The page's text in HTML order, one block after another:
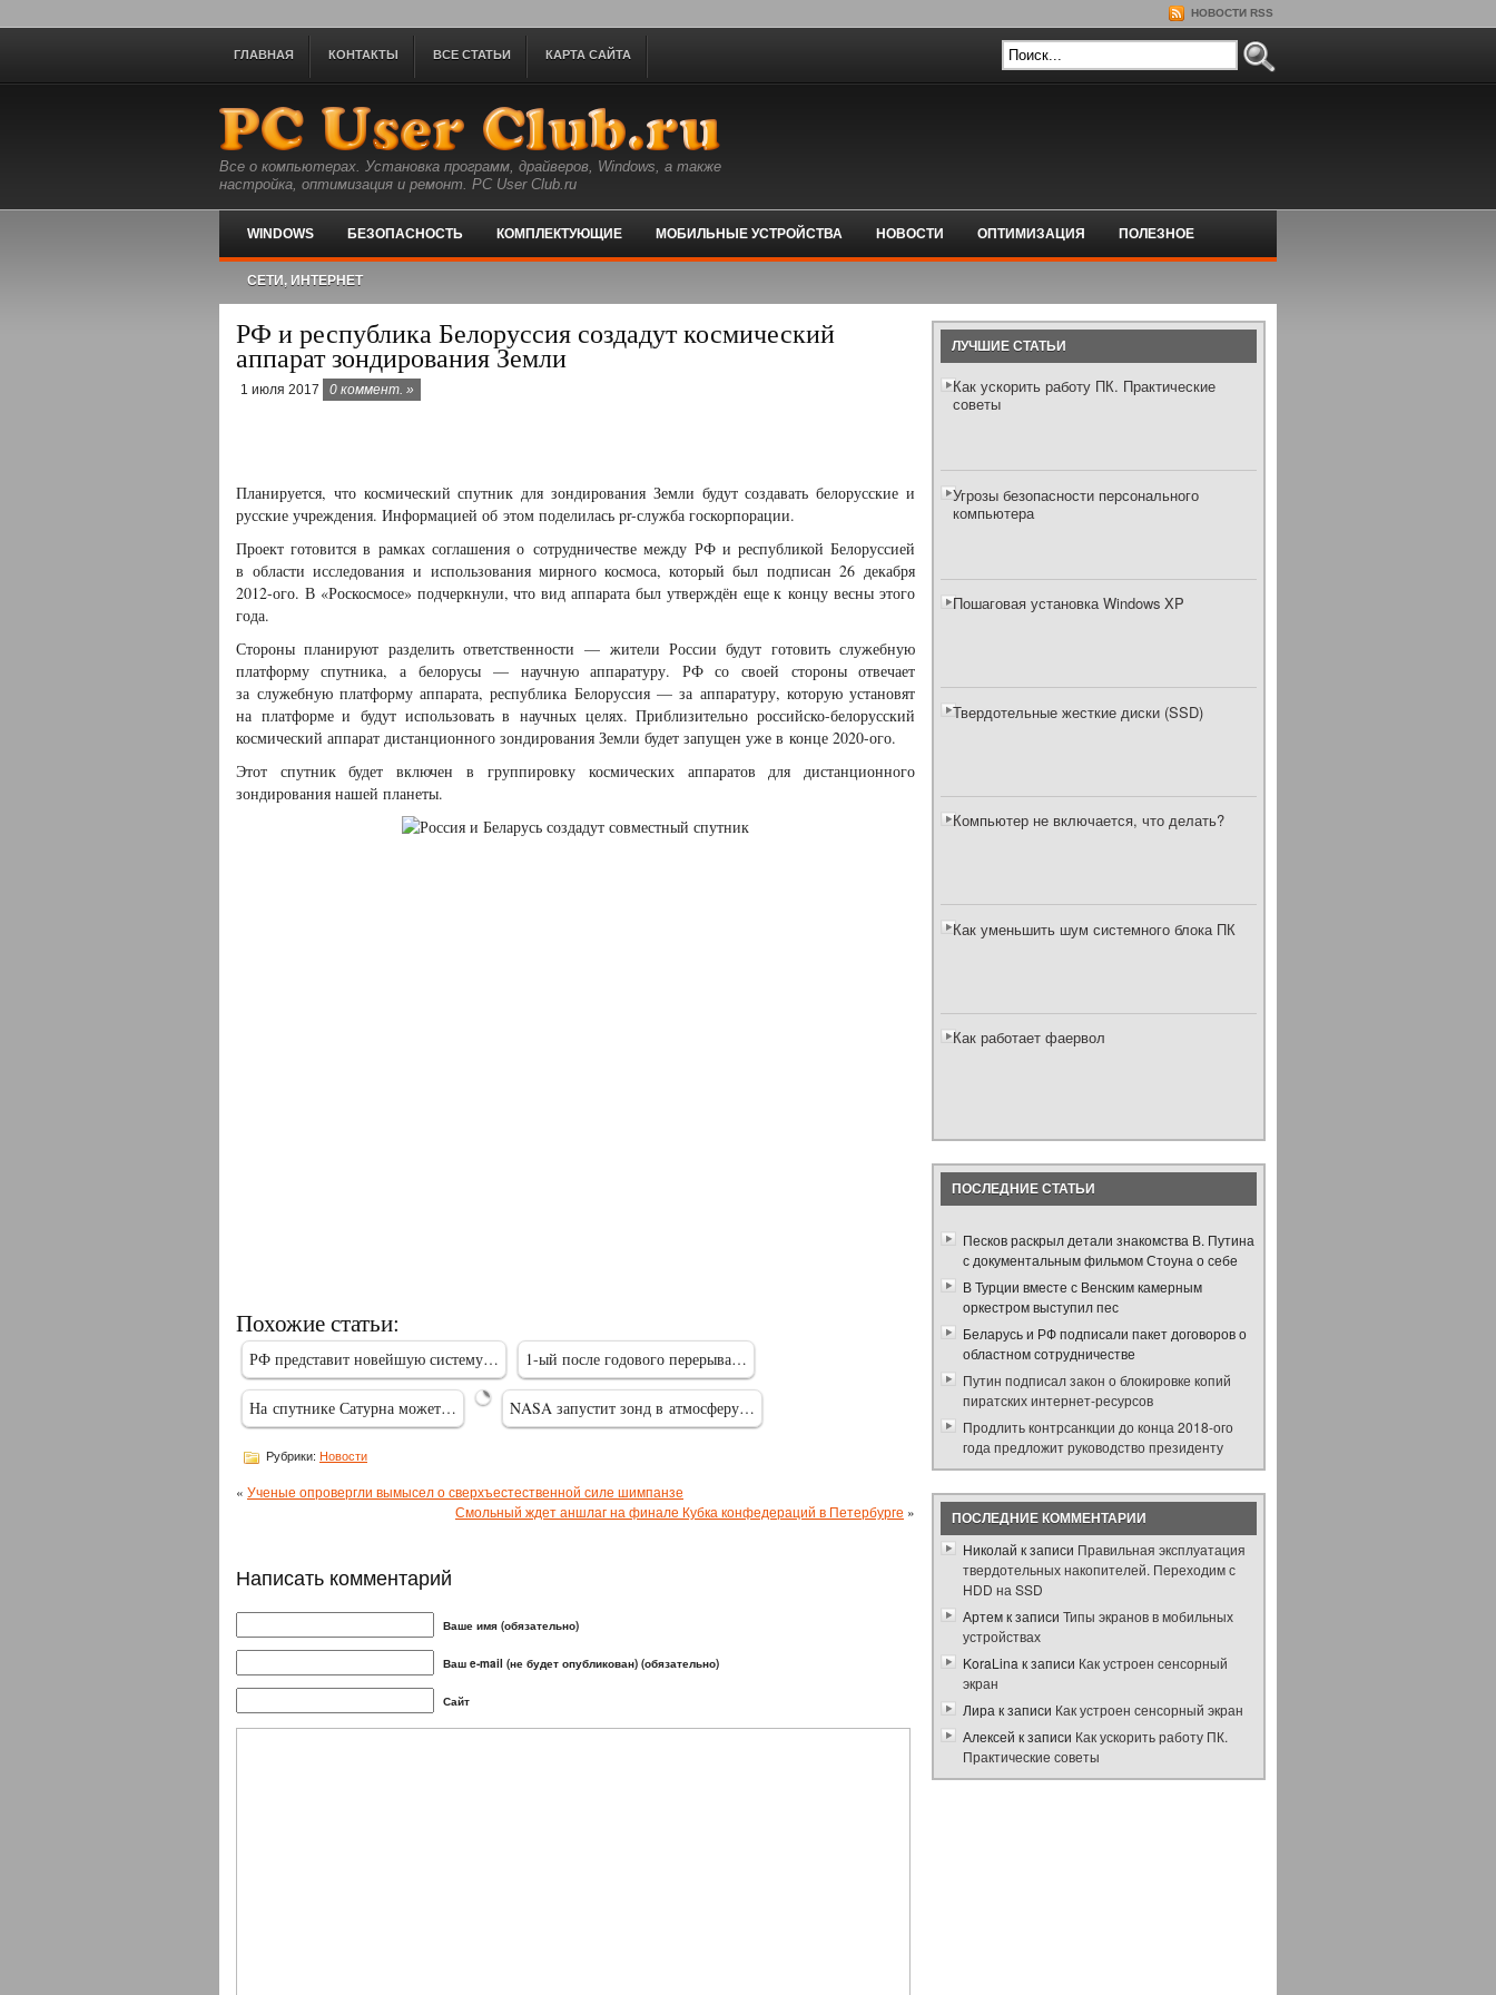
НОВОСТИ RSS
ГЛАВНАЯ КОНТАКТЫ ВСЕ СТАТЬИ КАРТА САЙТА
Все о компьютерах. Установка программ, драйверов, Windows, а также
настройка, оптимизация и ремонт. PC User Club.ru
WINDOWS БЕЗОПАСНОСТЬ КОМПЛЕКТУЮЩИЕ МОБИЛЬНЫЕ УСТРОЙСТВА НОВОСТИ ОПТИМИЗАЦИЯ ПОЛЕЗНОЕ
СЕТИ, ИНТЕРНЕТ
РФ и республика Белоруссия создадут космический
аппарат зондирования Земли
1 июля 2017 0 коммент. »
Планируется, что космический спутник для зондирования Земли будут создавать белорусские и
русские учреждения. Информацией об этом поделилась pr-служба госкорпорации.
Проект готовится в рамках соглашения о сотрудничестве между РФ и республикой Белоруссией
в области исследования и использования мирного космоса, который был подписан 26 декабря
2012-ого. В «Роскосмосе» подчеркнули, что вид аппарата был утверждён еще к концу весны этого
года.
Стороны планируют разделить ответственности — жители России будут готовить служебную
платформу спутника, а белорусы — научную аппаратуру. РФ со своей стороны отвечает
за служебную платформу аппарата, республика Белоруссия — за аппаратуру, которую установят
на платформе и будут использовать в научных целях. Приблизительно российско-белорусский
космический аппарат дистанционного зондирования Земли будет запущен уже в конце 2020-ого.
Этот спутник будет включен в группировку космических аппаратов для дистанционного
зондирования нашей планеты.
Похожие статьи:
РФ представит новейшую систему… 1-ый после годового перерыва…
На спутнике Сатурна может…
сделал
лучшие
фото…
NASA запустит зонд в атмосферу…
Рубрики: Новости
« Ученые опровергли вымысел о сверхъестественной силе шимпанзе
Смольный ждет аншлаг на финале Кубка конфедераций в Петербурге »
Написать комментарий
Ваше имя (обязательно)
Ваш e-mail (не будет опубликован) (обязательно)
Сайт
ЛУЧШИЕ СТАТЬИ
Как ускорить работу ПК. Практические
советы
Угрозы безопасности персонального
компьютера
Пошаговая установка Windows XP
Твердотельные жесткие диски (SSD)
Компьютер не включается, что делать?
Как уменьшить шум системного блока ПК
Как работает фаервол
ПОСЛЕДНИЕ СТАТЬИ
Песков раскрыл детали знакомства В. Путина
с документальным фильмом Стоуна о себе
В Турции вместе с Венским камерным
оркестром выступил пес
Беларусь и РФ подписали пакет договоров о
областном сотрудничестве
Путин подписал закон о блокировке копий
пиратских интернет-ресурсов
Продлить контрсанкции до конца 2018-ого
года предложит руководство президенту
ПОСЛЕДНИЕ КОММЕНТАРИИ
Николай к записи Правильная эксплуатация
твердотельных накопителей. Переходим с
HDD на SSD
Артемк записи Типы экранов в мобильных
устройствах
KoraLina к записи Как устроен сенсорный
экран
Лира к записи Как устроен сенсорный экран
Алексей к записи Как ускорить работу ПК.
Практические советы